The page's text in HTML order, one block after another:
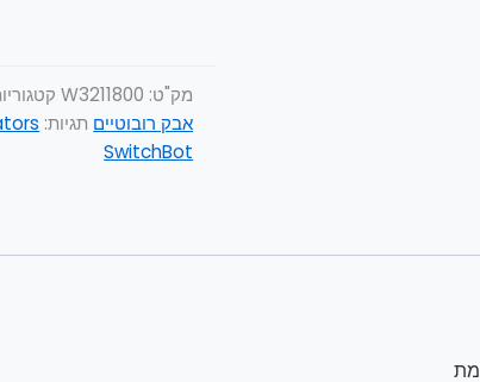
מק"ט: W3211800
אבק רובוטיים תגיות:
SwitchBot